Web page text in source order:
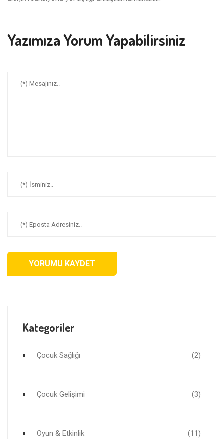
Yazımıza Yorum Yapabilirsiniz
YORUMU KAYDET
Kategoriler
Çocuk Sağlığı (2)
Çocuk Gelişimi (3)
Oyun & Etkinlik (11)